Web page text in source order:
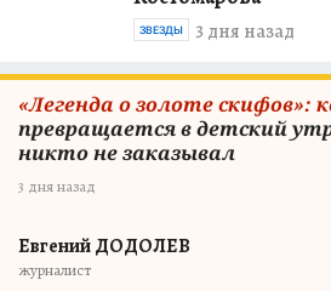
3 дня назад
ЗВЕЗДЫ
«Легенда о золоте скифов»:
превращается в детский
никто не заказывал
3 дня назад
Евгений ДОДОЛЕВ
журналист